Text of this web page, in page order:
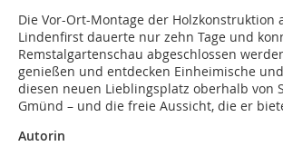
Die Vor-Ort-Montage der Holzkonstruktion
Lindenfirst dauerte nur zehn Tage und
Remstalgartenschau abgeschlossen
genießen und entdecken Einheimische
diesen neuen Lieblingsplatz oberhalb von
Gmünd – und die freie Aussicht, die er
Autorin